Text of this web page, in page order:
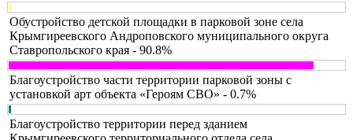
Обустройство детской площадки в парковой зоне села
Крымгиреевского Андроповского муниципального округа
Ставропольского края - 90.8%
Благоустройство части территории парковой зоны с
установкой арт объекта «Героям СВО» - 0.7%
Благоустройство территории перед зданием